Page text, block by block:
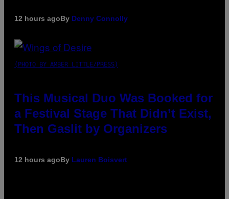
12 hours agoBy Denny Connolly
(PHOTO BY AMBER LITTLE/PRESS)
This Musical Duo Was Booked for
a Festival Stage That Didn’t Exist,
Then Gaslit by Organizers
12 hours agoBy Lauren Boisvert